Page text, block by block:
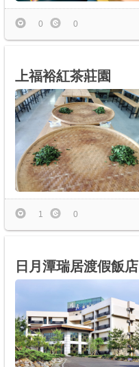
0 0
上福裕紅茶莊園
1 0
日月潭瑞居渡假飯店